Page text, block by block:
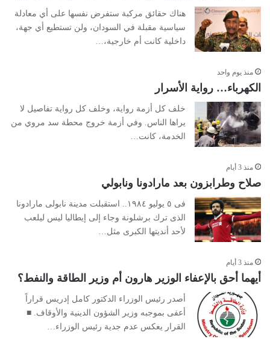
هناك حقائق مركبة ستفرض نفسها على أي معادلة
سياسية مقبلة في السودان، ولن تستطيع أي جهة،
داخلية كانت أم خارجية،…
منذ يوم واحد
الكهرباء… رواية الأسرار
خلف كل أزمة رواية، وخلف كل رواية تفاصيل لا
يراها الناس. وفي أزمة خروج محطة سد مروي من
الخدمة، كانت…
منذ 3 أيام
صلاح وطرابزون بعد مارادونا ونابولي
فى ٥ يوليو ١٩٨٤.. استقبلت مدينة نابولى مارادونا
الذى ترك برشلونة وجاء إلى إيطاليا ليس ليلعب
لأحد أنديتها الكبرى مثل…
منذ 3 أيام
أيهما أحق بالإعفاء الوزير هارون أم وزير الطاقة والنفط؟
أصدر رئيس الوزراء الدكتور كامل إدريس قراراً
أعفى بموجبه وزير الشؤون الدينية والأوقاف. ■
القرار يعكس عدم جدية رئيس الوزراء…